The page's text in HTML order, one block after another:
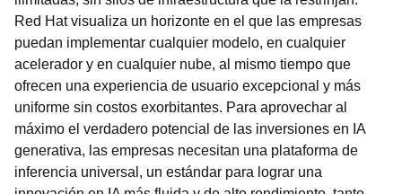
Red Hat visualiza un horizonte en el que las empresas
puedan implementar cualquier modelo, en cualquier
acelerador y en cualquier nube, al mismo tiempo que
ofrecen una experiencia de usuario excepcional y más
uniforme sin costos exorbitantes. Para aprovechar al
máximo el verdadero potencial de las inversiones en IA
generativa, las empresas necesitan una plataforma de
inferencia universal, un estándar para lograr una